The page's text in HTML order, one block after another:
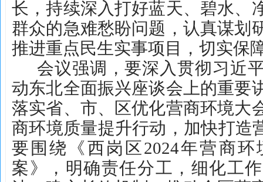
长，持续深入打好蓝天、碧水、
群众的急难愁盼问题，认真谋划
推进重点民生实事项目，切实保
会议强调，要深入贯彻习近
动东北全面振兴座谈会上的重要
落实省、市、区优化营商环境大
商环境质量提升行动，加快打造
要围绕《西岗区2024年营商
案》，明确责任分工，细化工